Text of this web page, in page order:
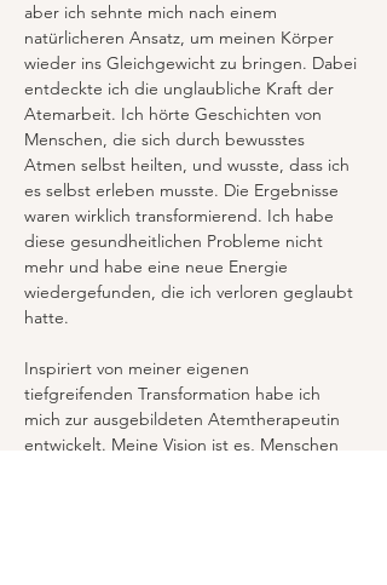
aber ich sehnte mich nach einem
natürlicheren Ansatz, um meinen Körper
wieder ins Gleichgewicht zu bringen. Dabei
entdeckte ich die unglaubliche Kraft der
Atemarbeit. Ich hörte Geschichten von
Menschen, die sich durch bewusstes
Atmen selbst heilten, und wusste, dass ich
es selbst erleben musste. Die Ergebnisse
waren wirklich transformierend. Ich habe
diese gesundheitlichen Probleme nicht
mehr und habe eine neue Energie
wiedergefunden, die ich verloren geglaubt
hatte.
Inspiriert von meiner eigenen
tiefgreifenden Transformation habe ich
mich zur ausgebildeten Atemtherapeutin
entwickelt. Meine Vision ist es, Menschen